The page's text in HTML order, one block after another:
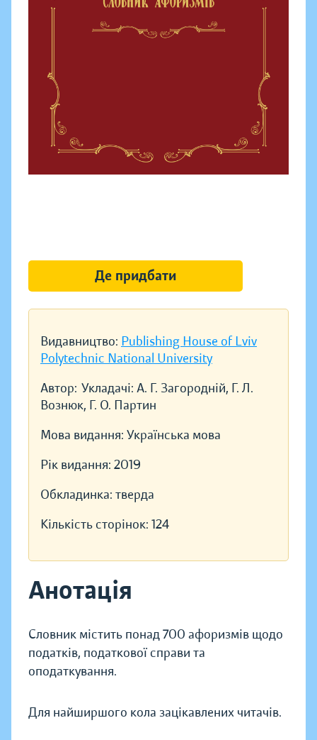
Видавництво: Publishing House of Lviv
Polytechnic National University
Автор: Укладачі: А. Г. Загородній, Г. Л.
Вознюк, Г. О. Партин
Мова видання: Українська мова
Рік видання: 2019
Обкладинка: тверда
Кількість сторінок: 124
Анотація
Словник містить понад 700 афоризмів щодо
податків, податкової справи та
оподаткування.
Для найширшого кола зацікавлених читачів.
Де придбати